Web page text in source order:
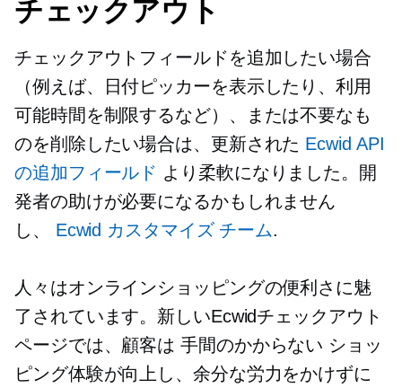
チェックアウト
チェックアウトフィールドを追加したい場合
（例えば、日付ピッカーを表示したり、利用
可能時間を制限するなど）、または不要なも
のを削除したい場合は、更新された Ecwid API
の追加フィールド より柔軟になりました。開
発者の助けが必要になるかもしれません
し、 Ecwid カスタマイズ チーム.
人々はオンラインショッピングの便利さに魅
了されています。新しいEcwidチェックアウト
ページでは、顧客は 手間のかからない ショッ
ピング体験が向上し、余分な労力をかけずに